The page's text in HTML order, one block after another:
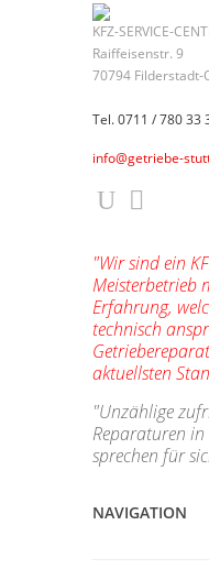
KFZ-SERVICE-
Raiffeisenstr. 9
70794 Filderstadt-
Tel. 0711 / 780 33
info@getriebe-
"Wir sind ein
Meisterbetrieb
Erfahrung,
technisch
aktuellsten
"Unzählige
Reparaturen in
sprechen für
NAVIGATION